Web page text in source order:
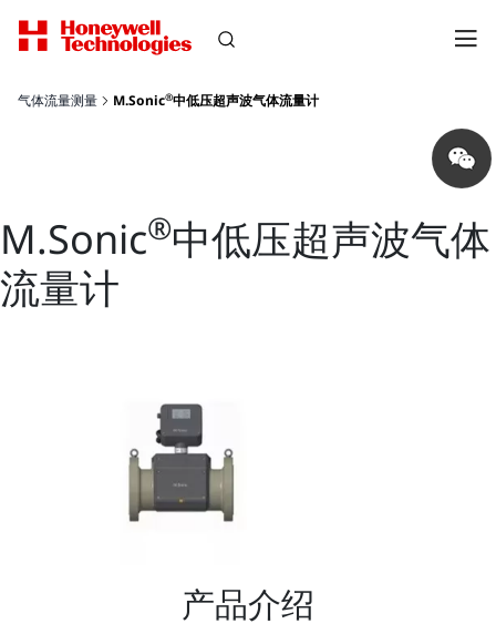
气体流量测量 M.Sonic®中低压超声波气体流量计
Share
on
wechat
M.Sonic®中低压超声波气体
流量计
产品介绍